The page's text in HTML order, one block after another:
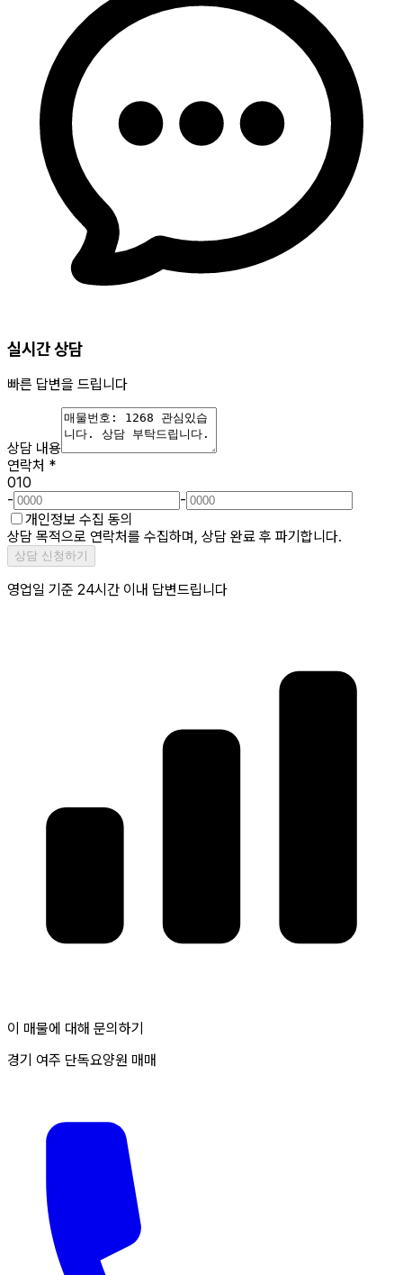
실시간 상담
빠른 답변을 드립니다
상담 내용
연락처 *
010
-
-
개인정보 수집 동의
상담 목적으로 연락처를 수집하며, 상담 완료 후 파기합니다.
상담 신청하기
영업일 기준 24시간 이내 답변드립니다
이 매물에 대해 문의하기
경기 여주 단독요양원 매매